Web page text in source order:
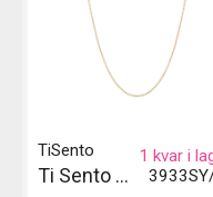
TiSento
Ti Sento Milano Halsband Gil - Guld
1 kvar i